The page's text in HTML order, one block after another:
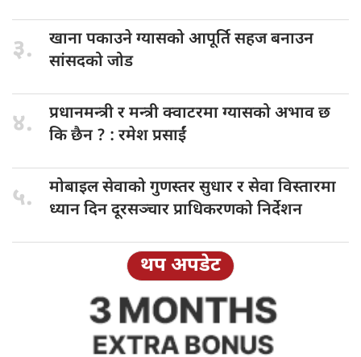
३. खाना पकाउनेग्यासको आपूर्ति सहज बनाउन
सांसदको जोड
४. प्रधानमन्त्री रमन्त्री क्वाटरमा ग्यासको अभाव छ
कि छैन ? : रमेश प्रसाईं
५. मोबाइल सेवाकोगुणस्तर सुधार र सेवा विस्तारमा
ध्यान दिन दूरसञ्चार प्राधिकरणको निर्देशन
थप अपडेट